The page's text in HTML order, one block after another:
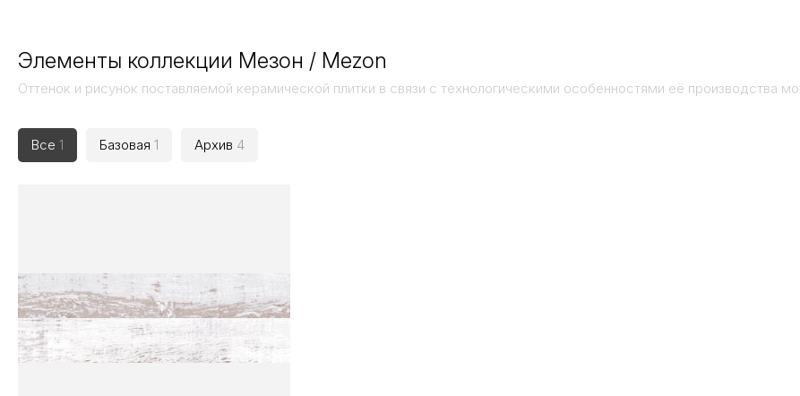
Элементы коллекции Мезон / Mezon
Оттенок и рисунок поставляемой керамической плитки в связи с технологическими особенностями её производства
Все 1 Базовая 1 Архив 4